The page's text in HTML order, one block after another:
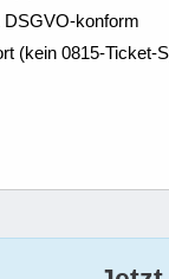
konform
(kein 0815-Ticket-